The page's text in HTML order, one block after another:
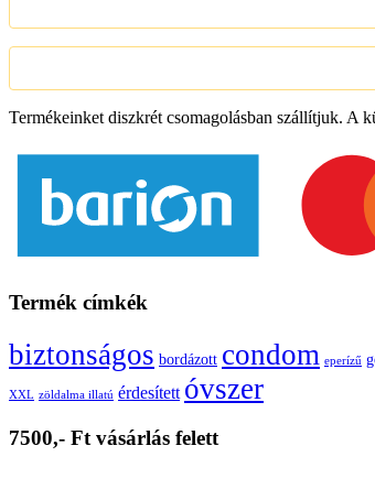
Termékeinket diszkrét csomagolásban szállítjuk. A
Termék címkék
biztonságos bordázott condom eperízű
XXL zöldalma illatú érdesített óvszer
7500,- Ft vásárlás felett